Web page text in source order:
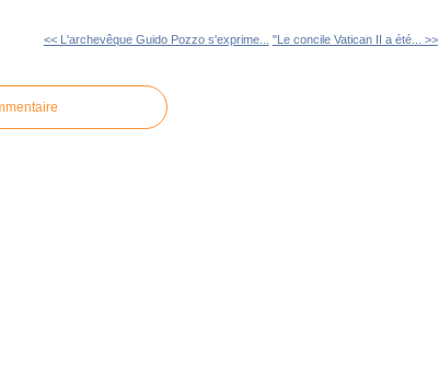
<< L'archevêque Guido Pozzo s'exprime... "Le concile Vatican II a été... >>